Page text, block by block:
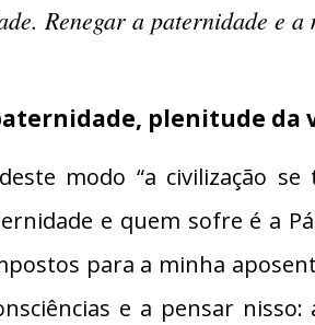
Renegar a paternidade e
plenitude da
modo “a civilização
e quem sofre é a
para a minha
e a pensar